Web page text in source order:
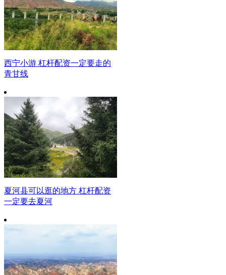
西宁小游 杠杆配资一定要走的
青甘线
夏河县可以逛的地方 杠杆配资
一定要去夏河